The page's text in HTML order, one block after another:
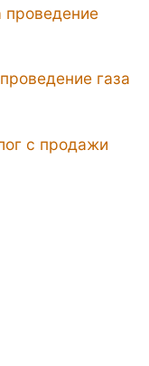
проведение
газа
с продажи